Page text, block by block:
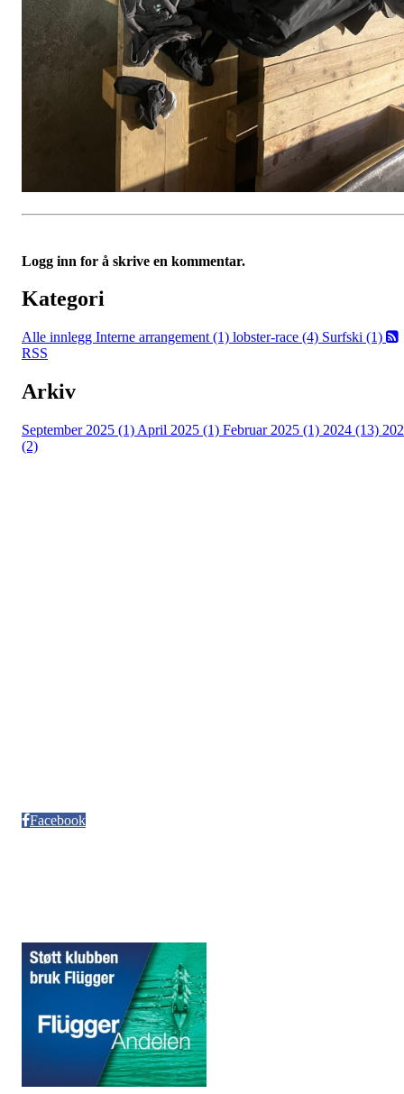
Logg inn for å skrive en kommentar.
Kategori
Alle innlegg Interne arrangement (1) lobster-race (4) Surfski (1)
RSS
Arkiv
September 2025 (1) April 2025 (1) Februar 2025 (1) 2024 (13)
(2)
Facebook